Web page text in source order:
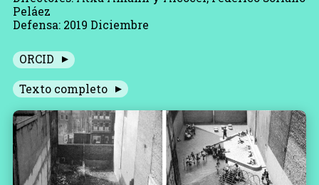
Peláez
Defensa: 2019 Diciembre
ORCID
Texto completo